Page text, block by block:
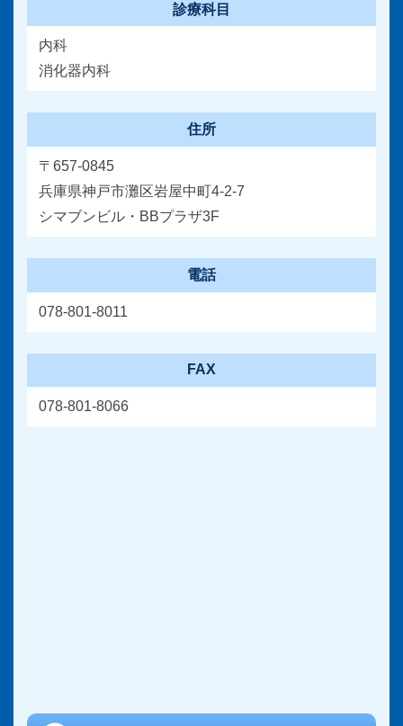
診療科目
内科
消化器内科
住所
〒657-0845
兵庫県神戸市灘区岩屋中町4-2-7
シマブンビル・BBプラザ3F
電話
078-801-8011
FAX
078-801-8066